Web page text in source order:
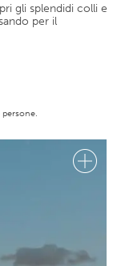
gli splendidi colli e
per il